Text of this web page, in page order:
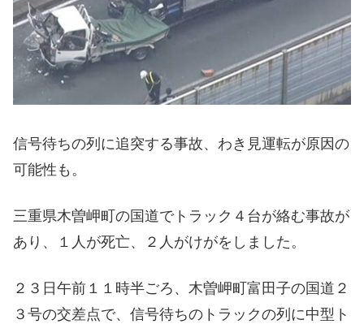
信号待ちの列に追突する事故、わき見運転が原因の
可能性も。
三重県木曽岬町の国道でトラック４台が絡む事故が
あり、１人が死亡、２人がけがをしました。
２３日午前１１時半ごろ、木曽岬町富田子の国道２
３号の交差点で、信号待ちのトラックの列に中型ト